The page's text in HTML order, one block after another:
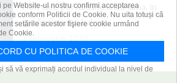
Flori care pot rămâne afară iarna, în
grădină sau pe balcon
3 februarie 2025
Website-ul nostru confirmi acceptarea
conform Politicii de Cookie. Nu uita totuși că
setările acestor fişiere cookie urmând
Cookie.
CU POLITICA DE COOKIE
să vă exprimați acordul individual la nivel de